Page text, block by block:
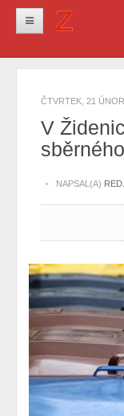
Kultura
Info z města
Ostatní
ČTVRTEK, 21
V
NAPSAL(A) RED.